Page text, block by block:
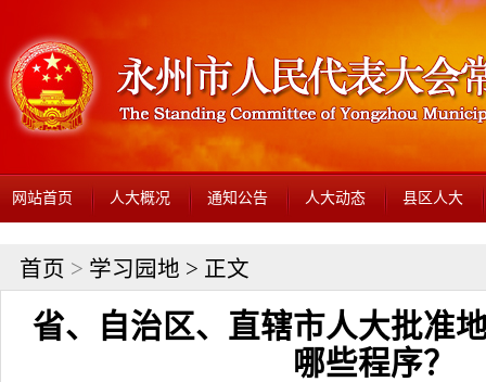
网站首页 人大概况 通知公告 人大动态 县区人大
首页 > 学习园地 > 正文
省、自治区、直辖市人大批准
哪些程序？